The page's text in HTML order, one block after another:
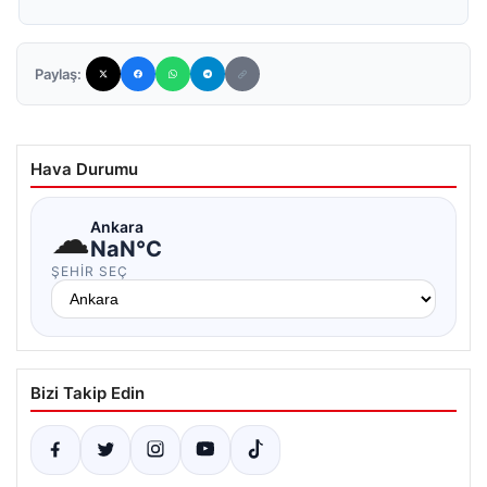
Paylaş:
Hava Durumu
☁Ankara
NaN°C
ŞEHIR SEÇ
Bizi Takip Edin